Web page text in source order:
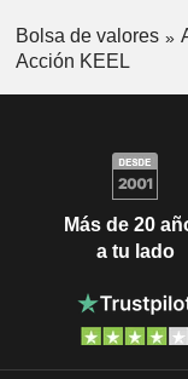
Bolsa de valores
Acción KEEL
Más de 20
a tu lado